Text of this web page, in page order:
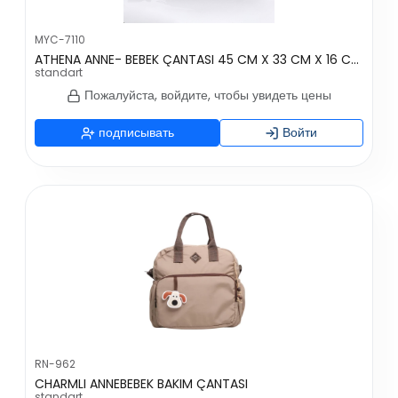
MYC-7110
ATHENA ANNE- BEBEK ÇANTASI 45 CM X 33 CM X 16 CM - GRİ
standart
Пожалуйста, войдите, чтобы увидеть цены
подписывать Войти
RN-962
CHARMLI ANNEBEBEK BAKIM ÇANTASI